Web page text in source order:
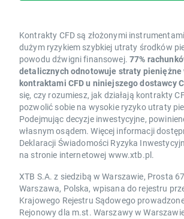
Kontrakty CFD są złożonymi
dużym ryzykiem szybkiej utraty środków
powodu dźwigni finansowej. 77%
detalicznych odnotowuje straty pieniężne
kontraktami CFD u niniejszego dostawcy
się, czy rozumiesz, jak działają kontrakty
pozwolić sobie na wysokie ryzyko utraty
Podejmując decyzje inwestycyjne,
własnym osądem. Więcej informacji
Deklaracji Świadomości Ryzyka
na stronie internetowej www.xtb.pl.
XTB S.A. z siedzibą w Warszawie, Prosta
Warszawa, Polska, wpisana do rejestru
Krajowego Rejestru Sądowego
Rejonowy dla m.st. Warszawy w